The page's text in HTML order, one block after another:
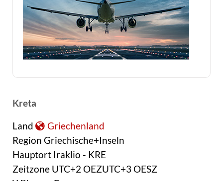
Kreta
Land
Griechenland
Region Griechische+Inseln
Hauptort Iraklio - KRE
Zeitzone UTC+2 OEZUTC+3 OESZ